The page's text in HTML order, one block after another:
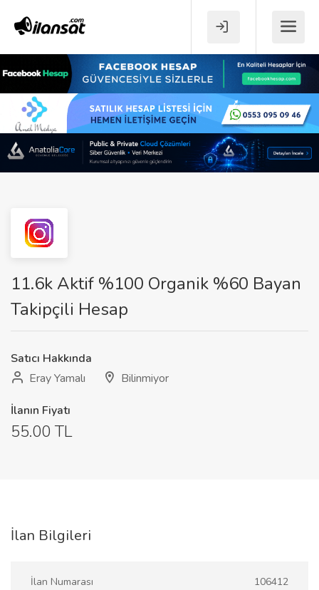
11.6k Aktif %100 Organik %60 Bayan
Takipçili Hesap
Satıcı Hakkında
Eray Yamalı
Bilinmiyor
İlanın Fiyatı
55.00 TL
İlan Bilgileri
İlan Numarası 106412